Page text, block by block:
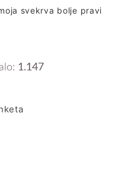
svekrva bolje pravi
1.147